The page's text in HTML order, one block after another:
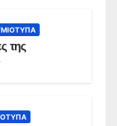
της